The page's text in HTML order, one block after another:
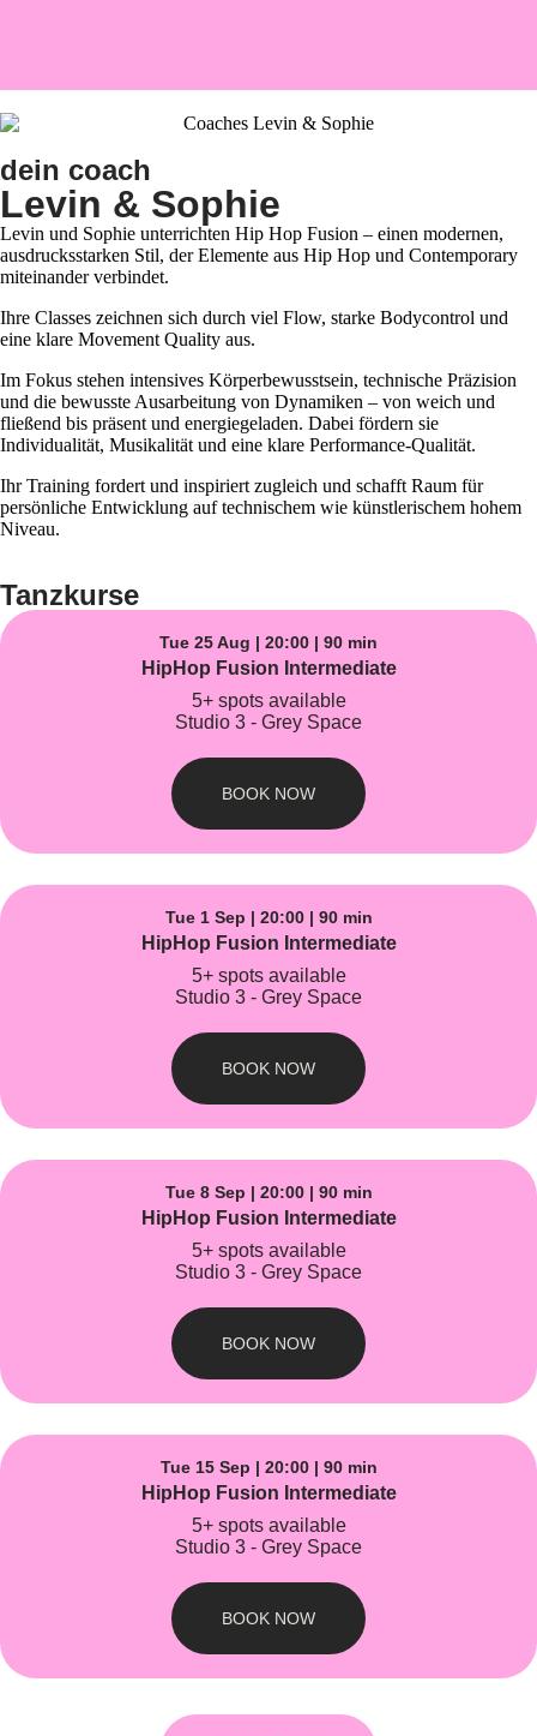
dein coach
Levin & Sophie
Levin und Sophie unterrichten Hip Hop Fusion – einen modernen,
ausdrucksstarken Stil, der Elemente aus Hip Hop und Contemporary
miteinander verbindet.
Ihre Classes zeichnen sich durch viel Flow, starke Bodycontrol und
eine klare Movement Quality aus.
Im Fokus stehen intensives Körperbewusstsein, technische Präzision
und die bewusste Ausarbeitung von Dynamiken – von weich und
fließend bis präsent und energiegeladen. Dabei fördern sie
Individualität, Musikalität und eine klare Performance-Qualität.
Ihr Training fordert und inspiriert zugleich und schafft Raum für
persönliche Entwicklung auf technischem wie künstlerischem hohem
Niveau.
Tanzkurse
Tue 25 Aug | 20:00 | 90 min
HipHop Fusion Intermediate
5+ spots available
Studio 3 - Grey Space
BOOK NOW
Tue 1 Sep | 20:00 | 90 min
HipHop Fusion Intermediate
5+ spots available
Studio 3 - Grey Space
BOOK NOW
Tue 8 Sep | 20:00 | 90 min
HipHop Fusion Intermediate
5+ spots available
Studio 3 - Grey Space
BOOK NOW
Tue 15 Sep | 20:00 | 90 min
HipHop Fusion Intermediate
5+ spots available
Studio 3 - Grey Space
BOOK NOW